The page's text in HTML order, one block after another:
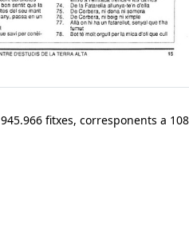
945.966 fitxes, corresponents a